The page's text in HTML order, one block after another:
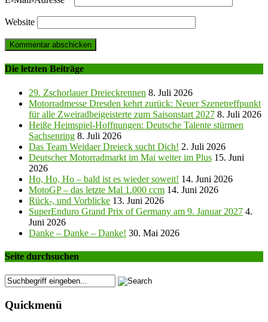
Website
Die letzten Beiträge
29. Zschorlauer Dreieckrennen 8. Juli 2026
Motorradmesse Dresden kehrt zurück: Neuer Szenetreffpunkt
für alle Zweiradbeigeisterte zum Saisonstart 2027 8. Juli 2026
Heiße Heimspiel-Hoffnungen: Deutsche Talente stürmen
Sachsenring 8. Juli 2026
Das Team Weidaer Dreieck sucht Dich! 2. Juli 2026
Deutscher Motorradmarkt im Mai weiter im Plus 15. Juni
2026
Ho, Ho, Ho – bald ist es wieder soweit! 14. Juni 2026
MotoGP – das letzte Mal 1.000 ccm 14. Juni 2026
Rück-, und Vorblicke 13. Juni 2026
SuperEnduro Grand Prix of Germany am 9. Januar 2027 4.
Juni 2026
Danke – Danke – Danke! 30. Mai 2026
Seite durchsuchen
Quickmenü